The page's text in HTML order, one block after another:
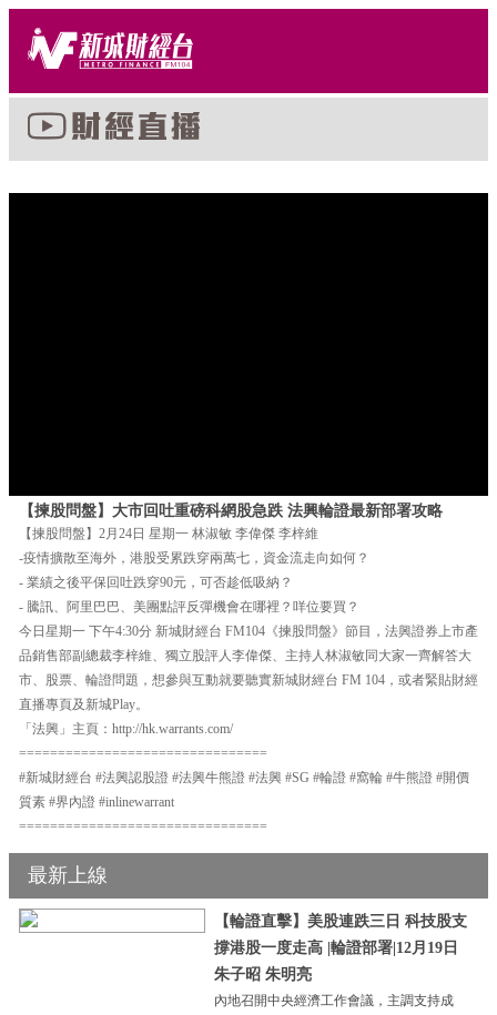
【揀股問盤】大市回吐重磅科網股急跌 法興輪證最新部署攻略
【揀股問盤】2月24日 星期一 林淑敏 李偉傑 李梓維
-疫情擴散至海外，港股受累跌穿兩萬七，資金流走向如何？
- 業績之後平保回吐跌穿90元，可否趁低吸納？
- 騰訊、阿里巴巴、美團點評反彈機會在哪裡？咩位要買？
今日星期一 下午4:30分 新城財經台 FM104《揀股問盤》節目，法興證券上市產
品銷售部副總裁李梓維、獨立股評人李偉傑、主持人林淑敏同大家一齊解答大
市、股票、輪證問題，想參與互動就要聽實新城財經台 FM 104，或者緊貼財經
直播專頁及新城Play。
「法興」主頁：http://hk.warrants.com/
================================
#新城財經台 #法興認股證 #法興牛熊證 #法興 #SG #輪證 #窩輪 #牛熊證 #開價
質素 #界內證 #inlinewarrant
================================
最新上線
【輪證直擊】美股連跌三日 科技股支
撐港股一度走高 |輪證部署|12月19日
朱子昭 朱明亮
內地召開中央經濟工作會議，主調支持成